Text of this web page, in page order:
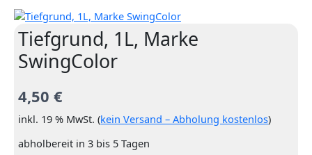
Tiefgrund, 1L, Marke
SwingColor
4,50€
inkl. 19 % MwSt. (kein Versand – Abholung kostenlos)
abholbereit in 3 bis 5 Tagen